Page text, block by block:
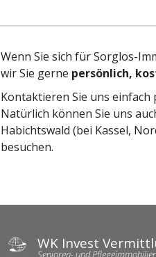
Wenn Sie sich für Sorglos-
wir Sie gerne persönlich,
Kontaktieren Sie uns
Natürlich können Sie uns
Habichtswald (bei Kassel,
besuchen.
WK Invest
Senioren- und